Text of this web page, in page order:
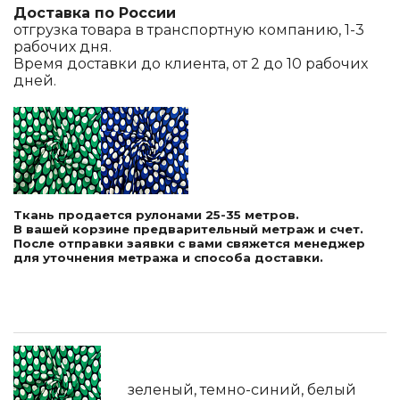
Доставка по России
отгрузка товара в транспортную компанию, 1-3
рабочих дня.
Время доставки до клиента, от 2 до 10 рабочих
дней.
Ткань продается рулонами 25-35 метров.
В вашей корзине предварительный метраж и счет.
После отправки заявки с вами свяжется менеджер
для уточнения метража и способа доставки.
зеленый, темно-синий, белый